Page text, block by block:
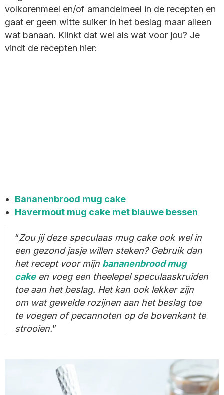
volkorenmeel en/of amandelmeel in de recepten en
gaat er geen witte suiker in het beslag maar alleen
wat banaan. Klinkt dat wel als wat voor jou? Je
vindt de recepten hier:
Bananenbrood mug cake
Havermout mug cake met blauwe bessen
Zou jij deze speculaas mug cake ook wel in
een gezond jasje willen steken? Gebruik dan
het recept voor mijn bananenbrood mug
cakeen voeg een theelepel speculaaskruiden
toe aan het beslag. Het kan ook lekker zijn
om wat gewelde rozijnen aan het beslag toe
te voegen of pecannoten op de bovenkant te
strooien.